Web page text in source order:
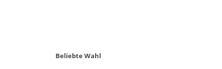
Beliebte Wahl